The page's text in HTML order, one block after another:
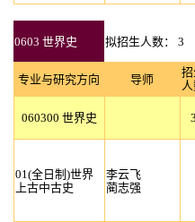
0603 世界史 拟招生人数： 3
专业与研究方向 导师
招
060300 世界史 3
01(全日制)世界
上古中古史
李云飞
蔺志强